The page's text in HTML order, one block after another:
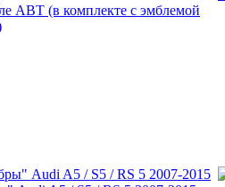
АВТ (в комплекте с эмблемой